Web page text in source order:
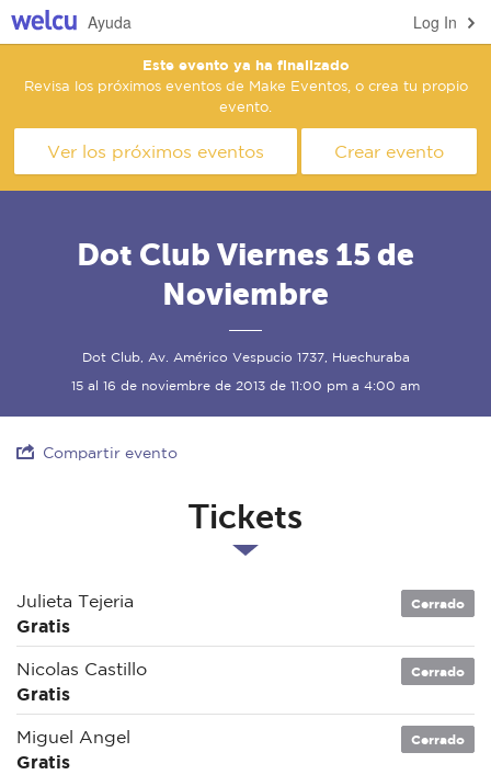
Log In
Ayuda
Este evento ya ha finalizado
Revisa los próximos eventos de Make Eventos, o crea tu propio
evento.
Ver los próximos eventos Crear evento
Dot Club Viernes 15 de
Noviembre
Dot Club, Av. Américo Vespucio 1737, Huechuraba
15 al 16 de noviembre de 2013 de 11:00 pm a 4:00 am
Compartir evento
Tickets
Julieta Tejeria
Gratis
Cerrado
Nicolas Castillo
Gratis
Cerrado
Miguel Angel
Gratis
Cerrado